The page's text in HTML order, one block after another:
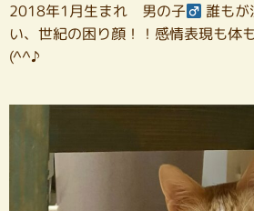
2018年1月生まれ 男の子 誰も
い、世紀の困り顔！！感情表現も体
(^^♪